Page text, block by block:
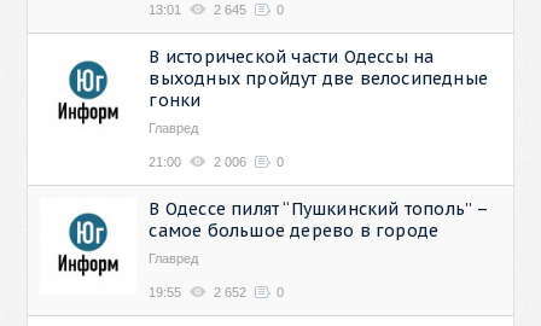
13:01 2 645 0
В исторической части Одессы на
выходных пройдут две велосипедные
гонки
Главред
21:00 2 006 0
В Одессе пилят “Пушкинский тополь” –
самое большое дерево в городе
Главред
19:55 2 652 0